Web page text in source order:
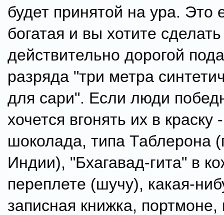
будет принятой на ура. Это
богатая и вы хотите сделать
действительно дорогой
разряда "три метра
для сари". Если люди
хочется вгонять их в краску
шоколада, типа Таблерона
Индии), "Бхагавад-гита" в
переплете (шучу), какая-
записная книжка, портмоне,